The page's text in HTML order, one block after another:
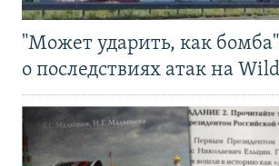
"Может ударить, как
о последствиях атак на